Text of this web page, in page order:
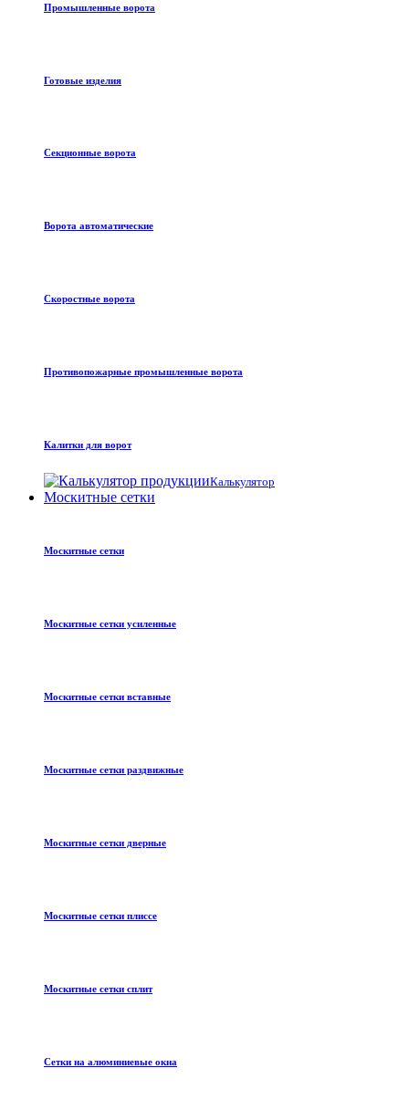
Промышленные ворота
Готовые изделия
Секционные ворота
Ворота автоматические
Скоростные ворота
Противопожарные промышленные ворота
Калитки для ворот
Калькулятор
Москитные сетки
Москитные сетки
Москитные сетки усиленные
Москитные сетки вставные
Москитные сетки раздвижные
Москитные сетки дверные
Москитные сетки плиссе
Москитные сетки сплит
Сетки на алюминиевые окна